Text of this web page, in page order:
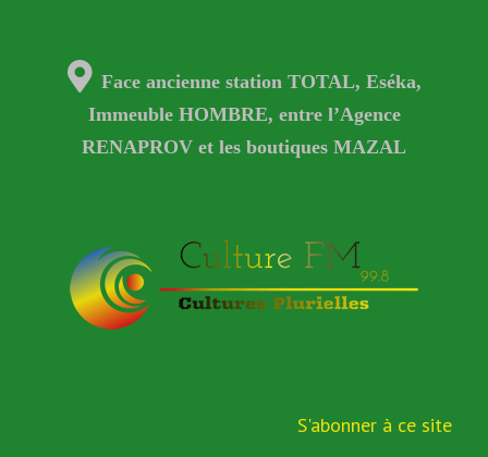
Face ancienne station TOTAL, Eséka,
Immeuble HOMBRE, entre l’Agence
RENAPROV et les boutiques MAZAL
S'abonner à ce site